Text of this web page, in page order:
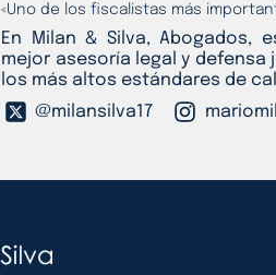
«Uno de los fiscalistas más
En Milan & Silva, Abogados,
mejor asesoría legal y
los más altos estándares de
@milansilva17